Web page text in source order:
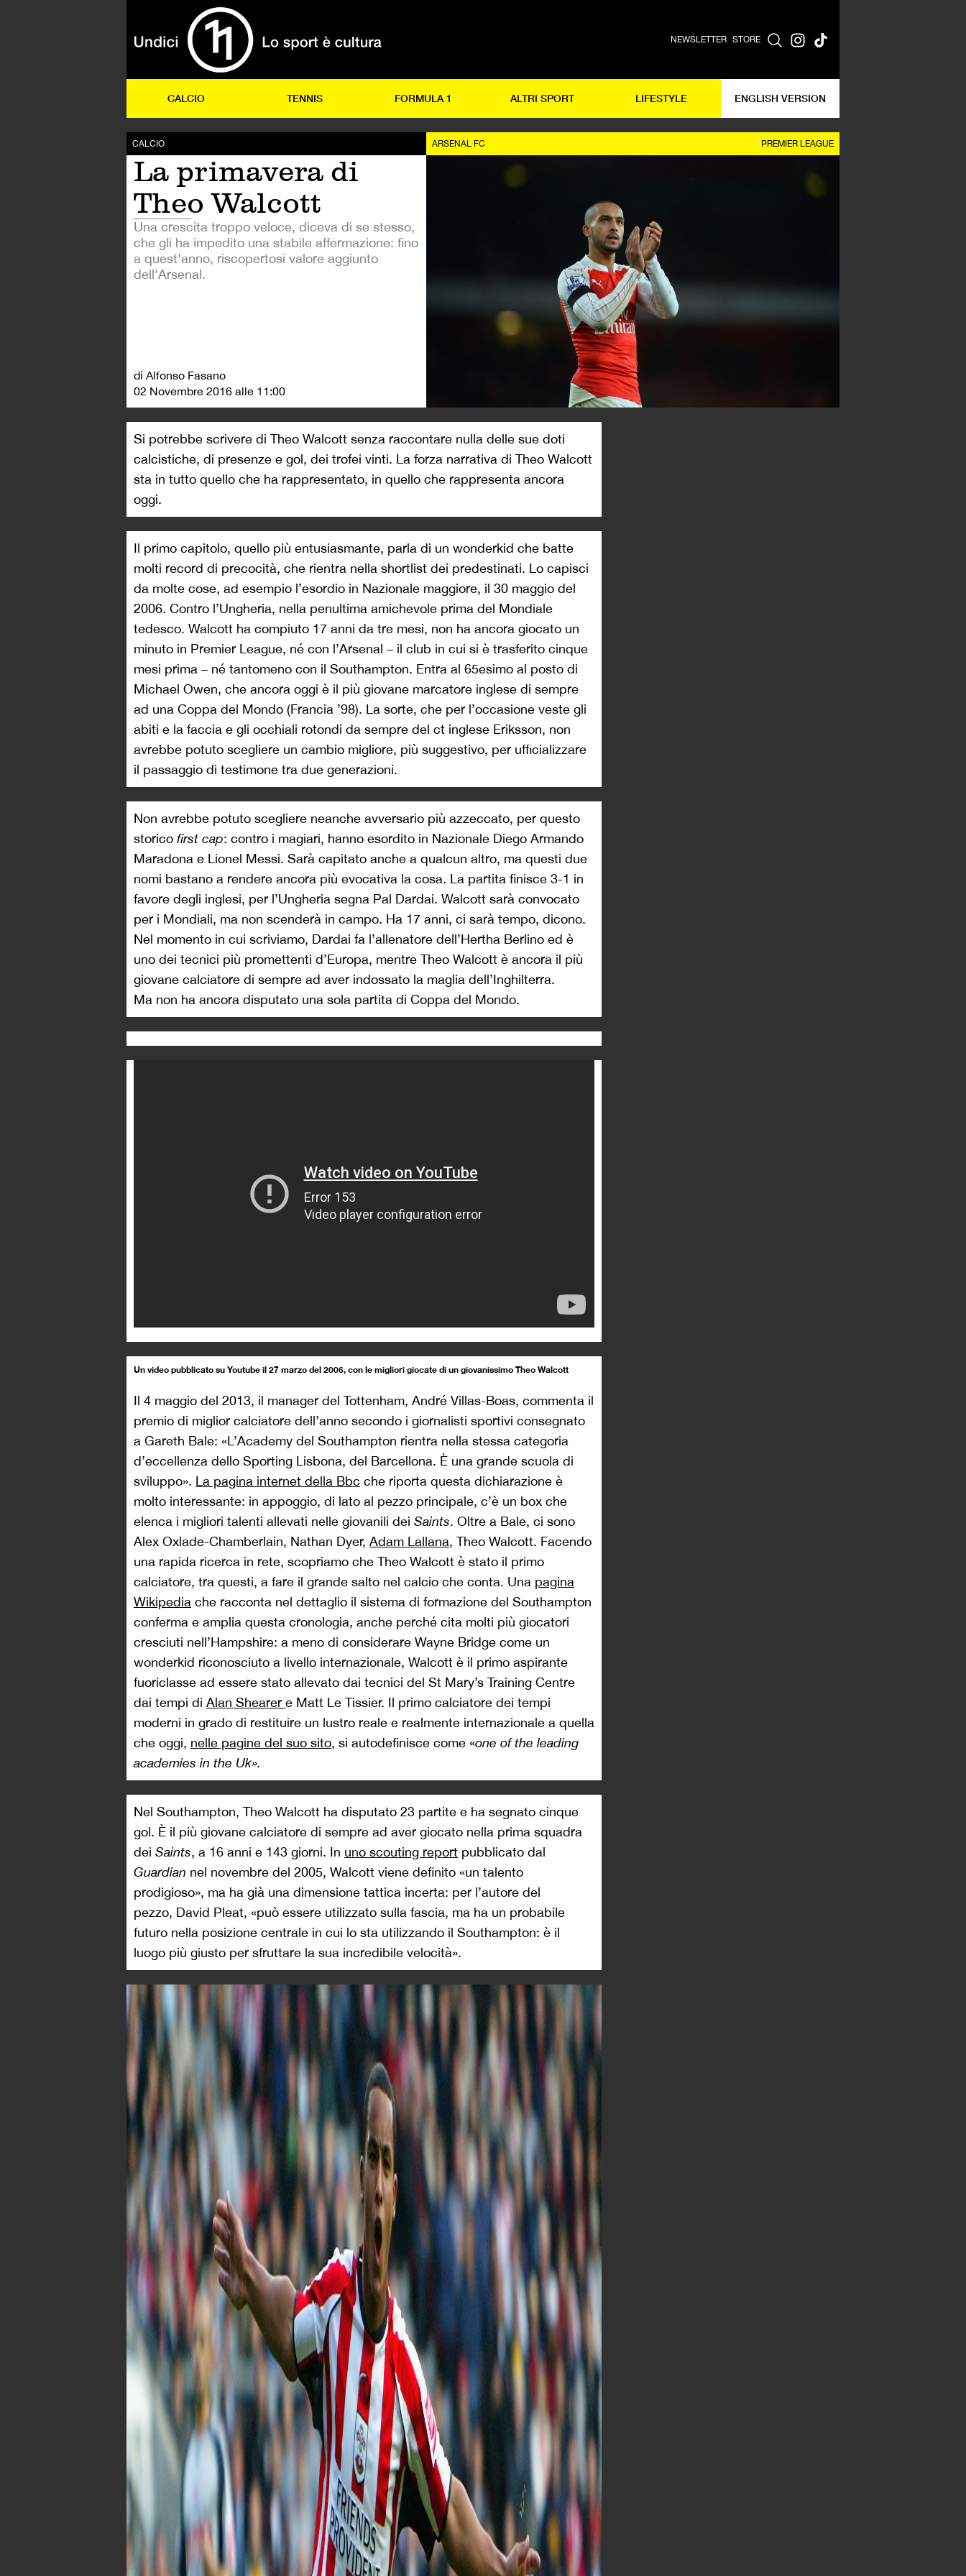
NEWSLETTER STORE
CALCIO TENNIS FORMULA 1 ALTRI SPORT LIFESTYLE ENGLISH VERSION
CALCIO
La primavera di
Theo Walcott
Una crescita troppo veloce, diceva di se stesso,
che gli ha impedito una stabile affermazione: fino
a quest'anno, riscopertosi valore aggiunto
dell'Arsenal.
di Alfonso Fasano
02 Novembre 2016 alle 11:00
ARSENAL FC PREMIER LEAGUE
Si potrebbe scrivere di Theo Walcott senza raccontare nulla delle sue doti
calcistiche, di presenze e gol, dei trofei vinti. La forza narrativa di Theo Walcott
sta in tutto quello che ha rappresentato, in quello che rappresenta ancora
oggi.
Il primo capitolo, quello più entusiasmante, parla di un wonderkid che batte
molti record di precocità, che rientra nella shortlist dei predestinati. Lo capisci
da molte cose, ad esempio l’esordio in Nazionale maggiore, il 30 maggio del
2006. Contro l’Ungheria, nella penultima amichevole prima del Mondiale
tedesco. Walcott ha compiuto 17 anni da tre mesi, non ha ancora giocato un
minuto in Premier League, né con l’Arsenal – il club in cui si è trasferito cinque
mesi prima – né tantomeno con il Southampton. Entra al 65esimo al posto di
Michael Owen, che ancora oggi è il più giovane marcatore inglese di sempre
ad una Coppa del Mondo (Francia ’98). La sorte, che per l’occasione veste gli
abiti e la faccia e gli occhiali rotondi da sempre del ct inglese Eriksson, non
avrebbe potuto scegliere un cambio migliore, più suggestivo, per ufficializzare
il passaggio di testimone tra due generazioni.
Non avrebbe potuto scegliere neanche avversario più azzeccato, per questo
storico first cap: contro i magiari, hanno esordito in Nazionale Diego Armando
Maradona e Lionel Messi. Sarà capitato anche a qualcun altro, ma questi due
nomi bastano a rendere ancora più evocativa la cosa. La partita finisce 3-1 in
favore degli inglesi, per l’Ungheria segna Pal Dardai. Walcott sarà convocato
per i Mondiali, ma non scenderà in campo. Ha 17 anni, ci sarà tempo, dicono.
Nel momento in cui scriviamo, Dardai fa l’allenatore dell’Hertha Berlino ed è
uno dei tecnici più promettenti d’Europa, mentre Theo Walcott è ancora il più
giovane calciatore di sempre ad aver indossato la maglia dell’Inghilterra.
Ma non ha ancora disputato una sola partita di Coppa del Mondo.
Un video pubblicato su Youtube il 27 marzo del 2006, con le migliori giocate di un giovanissimo Theo Walcott
Il 4 maggio del 2013, il manager del Tottenham, André Villas-Boas, commenta il
premio di miglior calciatore dell’anno secondo i giornalisti sportivi consegnato
a Gareth Bale: «L’Academy del Southampton rientra nella stessa categoria
d’eccellenza dello Sporting Lisbona, del Barcellona. È una grande scuola di
sviluppo». La pagina internet della Bbc che riporta questa dichiarazione è
molto interessante: in appoggio, di lato al pezzo principale, c’è un box che
elenca i migliori talenti allevati nelle giovanili dei Saints. Oltre a Bale, ci sono
Alex Oxlade-Chamberlain, Nathan Dyer, Adam Lallana, Theo Walcott. Facendo
una rapida ricerca in rete, scopriamo che Theo Walcott è stato il primo
calciatore, tra questi, a fare il grande salto nel calcio che conta. Una pagina
Wikipedia che racconta nel dettaglio il sistema di formazione del Southampton
conferma e amplia questa cronologia, anche perché cita molti più giocatori
cresciuti nell’Hampshire: a meno di considerare Wayne Bridge come un
wonderkid riconosciuto a livello internazionale, Walcott è il primo aspirante
fuoriclasse ad essere stato allevato dai tecnici del St Mary’s Training Centre
dai tempi di Alan Shearer e Matt Le Tissier. Il primo calciatore dei tempi
moderni in grado di restituire un lustro reale e realmente internazionale a quella
che oggi, nelle pagine del suo sito, si autodefinisce come «one of the leading
academies in the Uk».
Nel Southampton, Theo Walcott ha disputato 23 partite e ha segnato cinque
gol. È il più giovane calciatore di sempre ad aver giocato nella prima squadra
dei Saints, a 16 anni e 143 giorni. In uno scouting report pubblicato dal
Guardian nel novembre del 2005, Walcott viene definito «un talento
prodigioso», ma ha già una dimensione tattica incerta: per l’autore del
pezzo, David Pleat, «può essere utilizzato sulla fascia, ma ha un probabile
futuro nella posizione centrale in cui lo sta utilizzando il Southampton: è il
luogo più giusto per sfruttare la sua incredibile velocità».